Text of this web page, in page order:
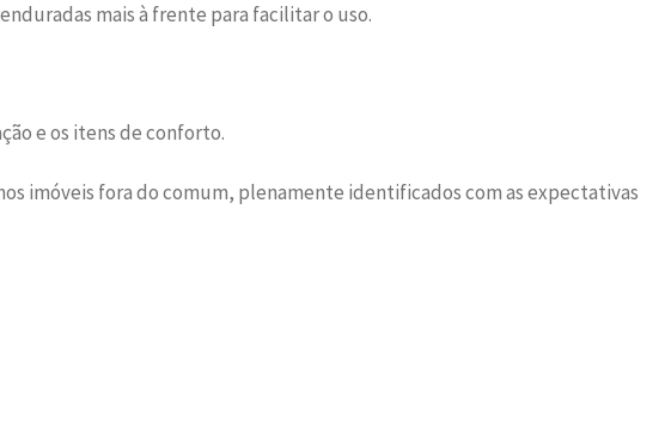
mais à frente para facilitar o uso.
e os itens de conforto.
imóveis fora do comum, plenamente identificados com as expectativas